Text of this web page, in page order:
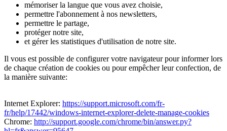
mémoriser la langue que vous avez choisie,
permettre l'abonnement à nos newsletters,
permettre le partage,
protéger notre site,
et gérer les statistiques d'utilisation de notre site.
Il vous est possible de configurer votre navigateur pour informer lors
de chaque création de cookies ou pour empêcher leur confection, de
la manière suivante:
Internet Explorer: https://support.microsoft.com/fr-
fr/help/17442/windows-internet-explorer-delete-manage-cookies
Chrome: http://support.google.com/chrome/bin/answer.py?